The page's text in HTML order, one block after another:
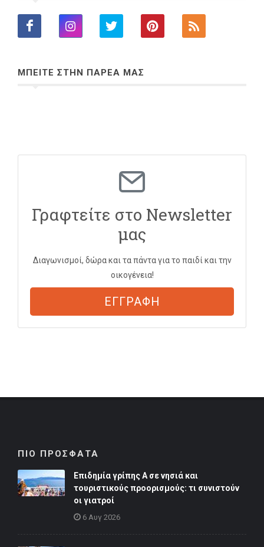
ΜΠΕΙΤΕ ΣΤΗΝ ΠΑΡΕΑ ΜΑΣ
Γραφτείτε στο Newsletter
μας
Διαγωνισμοί, δώρα και τα πάντα για το παιδί και την
οικογένεια!
ΕΓΓΡΑΦΗ
ΠΙΟ ΠΡΟΣΦΑΤΑ
Επιδημία γρίπης Α σε νησιά και
τουριστικούς προορισμούς: τι συνιστούν
οι γιατροί
6 Αυγ 2026